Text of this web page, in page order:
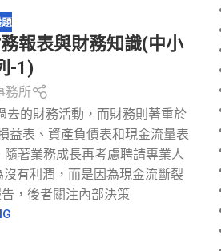
報表與財務知識(中小
-1)
務所
去的財務活動，而財務則著重於
益表、資產負債表和現金流量表
著業務成長再考慮聘請專業人
有利潤，而是因為現金流斷裂
，後者關注內部決策